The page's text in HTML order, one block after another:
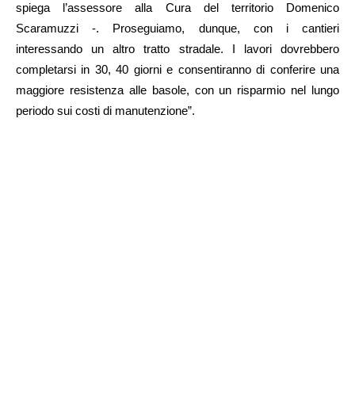
spiega l’assessore alla Cura del territorio Domenico
Scaramuzzi -. Proseguiamo, dunque, con i cantieri
interessando un altro tratto stradale. I lavori dovrebbero
completarsi in 30, 40 giorni e consentiranno di conferire una
maggiore resistenza alle basole, con un risparmio nel lungo
periodo sui costi di manutenzione”.